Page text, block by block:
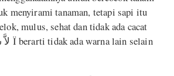
menyirami tanaman, tetapi sapi itu
mulus, sehat dan tidak ada cacat